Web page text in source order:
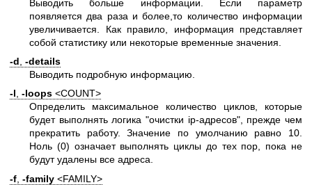
Выводить больше информации. Если параметр
появляется два раза и более,то количество информации
увеличивается. Как правило, информация представляет
собой статистику или некоторые временные значения.
-d -details
Выводить подробную информацию.
-l, -loops <COUNT>
Определить максимальное количество циклов, которые
будет выполнять логика "очистки ip-адресов", прежде чем
прекратить работу. Значение по умолчанию равно 10.
Ноль (0) означает выполнять циклы до тех пор, пока не
будут удалены все адреса.
-f -family <FAMILY>